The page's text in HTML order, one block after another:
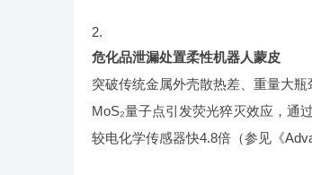
危化品泄漏处置柔性机器人蒙皮
突破传统金属外壳散热差、重量大
MoS₂量子点引发荧光猝灭效应，通
较电化学传感器快4.8倍（参见《